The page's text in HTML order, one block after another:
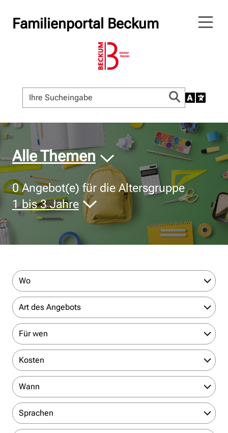
Familienportal Beckum
© Bildnachweis
Alle Themen
0Angebot(e) für die Altersgruppe
1 bis 3 Jahre
Wo
Art des Angebots
Für wen
Kosten
Wann
Sprachen